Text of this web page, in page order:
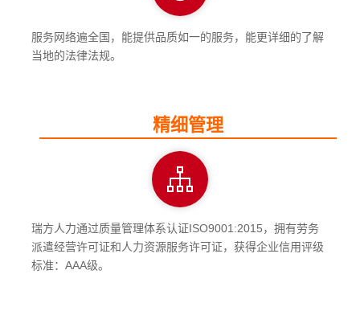
服务网络遍全国，能提供品质如一的服务，能更详细的了解
当地的法律法规。
精细管理
瑞方人力通过质量管理体系认证ISO9001:2015，拥有劳务
派遣经营许可证和人力资源服务许可证，获得企业信用评级
标准：AAA级。